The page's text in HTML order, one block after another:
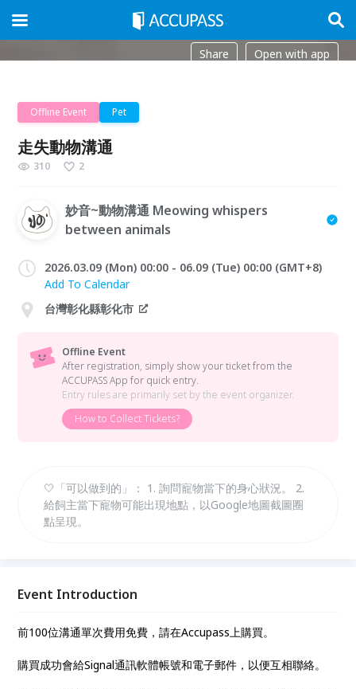
Share Open with app
Offline Event Pet
走失動物溝通
310 2
妙音~動物溝通 Meowing whispers
between animals
2026.03.09 (Mon) 00:00 - 06.09 (Tue) 00:00 (GMT+8)
Add To Calendar
台灣彰化縣彰化市
Offline Event
After registration, simply show your ticket from the
ACCUPASS App for quick entry.
Entry rules are primarily set by the event organizer.
How to Collect Tickets?
🤍「可以做到的」： 1. 詢問寵物當下的身心狀況。 2.
給飼主當下寵物可能出現地點，以Google地圖截圖圈
點呈現。
Event Introduction
前100位溝通單次費用免費，請在Accupass上購買。
購買成功會給Signal通訊軟體帳號和電子郵件，以便互相聯絡。